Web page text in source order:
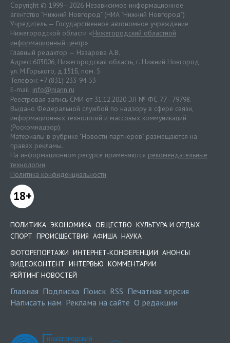
Copyright © 1999—2026 Независимое информационное
агентство "Нижний Новгород" (НИА "Нижний Новгород")
Учредитель — Государственное автономное учреждение
Нижегородской области «Нижегородский областной
информационный центр»
Главный редактор — Назарова А.В.
Адрес: 603006, Нижегородская область, г. Нижний Новгород.
ул. М.Горького, д.151Б, пом. 5
Телефон: +7 (831) 233-94-53
E-mail: info@niann.ru
Реестровая запись СМИ от 31.12.2020 ЭЛ № ФС 77 - 79798.
Выдано Федеральной службой по надзору в сфере связи,
информационных технологий и массовых коммуникаций
(Роскомнадзор).
Материалы в рубрике "Новости партнеров" размещаются на
правах рекламы.
На информационном ресурсе применяются рекомендательные
технологии.
Политика конфиденциальности
18+
ПОЛИТИКА ЭКОНОМИКА ОБЩЕСТВО КУЛЬТУРА И ОТДЫХ
СПОРТ ПРОИСШЕСТВИЯ АФИША НАУКА
ФОТОРЕПОРТАЖИ ИНТЕРНЕТ-КОНФЕРЕНЦИИ АНОНСЫ
ВИДЕОКОНТЕНТ ИНТЕРВЬЮ КОММЕНТАРИИ
РЕЙТИНГ НОВОСТЕЙ
Главная Подписка Поиск RSS Печатная версия
Написать нам Реклама на сайте О редакции